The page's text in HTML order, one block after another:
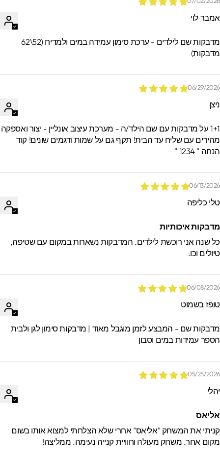
לוי
מדבקות שם לילדים - ערכת סימון עמידה במים ולמדיח (52\62
06/29/
1+1 על מדבקות עם שם הילד/ה - מערכת עיצוב אונליין - יצור ואספקה
עם שליח עד הבית! תקף גם על שמות ודגמים שונים! קוד
" 1234 "
06/13/
כליפה
איכותיות
שנה אני רוכשת לילדים. המדבקות נשארות במקום עם שטיפה,
וכו.
06/08/
בשמוט
שם - המבצע לזמן מוגבל מאוד | מדבקות סימון לגן ולבית
עמידות במים וסבון
05/25/
את המשחק "אליאס" אחרי שלא הצלחתי למצוא אותו בשום
אחר. משחק מעולה וחוויית קנייה נעימה. ממליצה!